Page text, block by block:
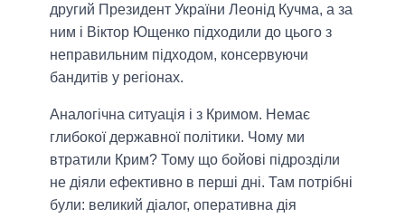
другий Президент України Леонід Кучма, а за
ним і Віктор Ющенко підходили до цього з
неправильним підходом, консервуючи
бандитів у регіонах.
Аналогічна ситуація і з Кримом. Немає
глибокої державної політики. Чому ми
втратили Крим? Тому що бойові підрозділи
не діяли ефективно в перші дні. Там потрібні
були: великий діалог, оперативна дія